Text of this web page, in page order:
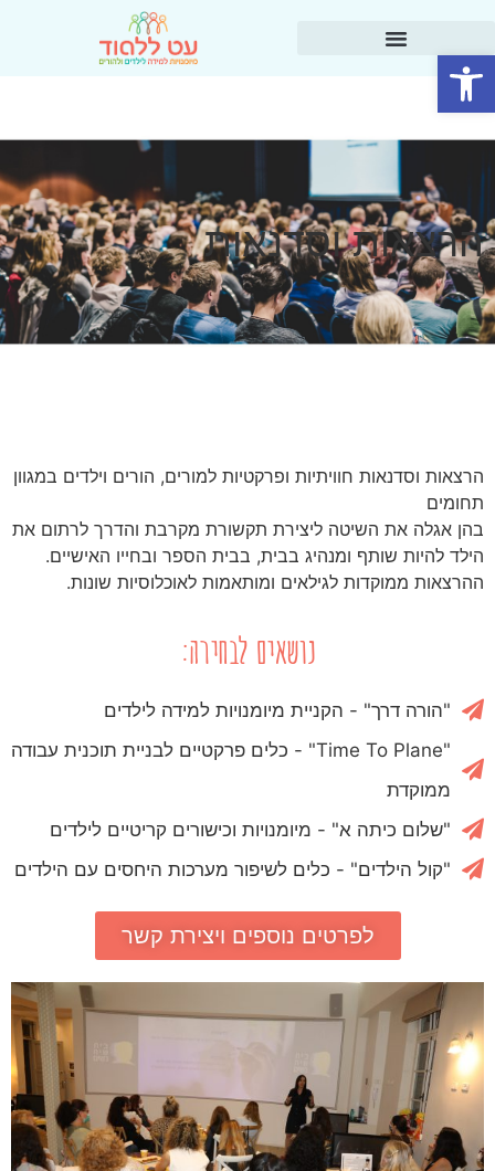
פתח סרגל נגישות
הרצאות וסדנאות
הרצאות וסדנאות חוויתיות ופרקטיות למורים, הורים וילדים במגוון
תחומים
בהן אגלה את השיטה ליצירת תקשורת מקרבת והדרך לרתום את
הילד להיות שותף ומנהיג בבית, בבית הספר ובחייו האישיים.
ההרצאות ממוקדות לגילאים ומותאמות לאוכלוסיות שונות.
נושאים לבחירה:
"הורה דרך" - הקניית מיומנויות למידה לילדים
"Time To Plane" - כלים פרקטיים לבניית תוכנית עבודה
ממוקדת
"שלום כיתה א" - מיומנויות וכישורים קריטיים לילדים
"קול הילדים" - כלים לשיפור מערכות היחסים עם הילדים
לפרטים נוספים ויצירת קשר